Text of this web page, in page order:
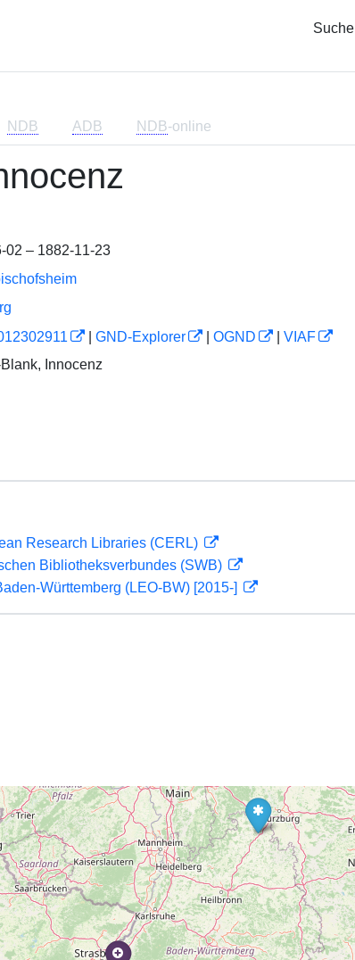
Suche
NDB ADB NDB-online
02 – 1882-11-23
GND-Explorer OGND
VIAF
Innocenz
Research Libraries (CERL)
Bibliotheksverbundes (SWB)
Württemberg (LEO-BW) [2015-]